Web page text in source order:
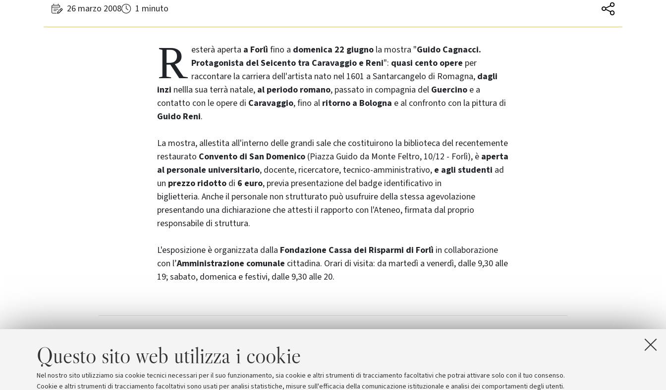
Questo sito web utilizza i cookie
Nel nostro sito utilizziamo sia cookie tecnici necessari per il suo funzionamento, sia cookie e altri strumenti di tracciamento facoltativi che potrai attivare solo con il tuo consenso.
Cookie e altri strumenti di tracciamento facoltativi sono usati per analisi statistiche, misure sull'efficacia della comunicazione istituzionale e analisi dei comportamenti degli utenti.
26 marzo 2008 1 minuto
R esterà aperta a Forlì fino a domenica 22 giugno la mostra "Guido Cagnacci.
Protagonista del Seicento tra Caravaggio e Reni": quasi cento opere per
raccontare la carriera dell'artista nato nel 1601 a Santarcangelo di Romagna, dagli
inzi nellla sua terrà natale, al periodo romano, passato in compagnia del Guercino e a
contatto con le opere di Caravaggio, fino al ritorno a Bologna e al confronto con la pittura di
Guido Reni.
La mostra, allestita all'interno delle grandi sale che costituirono la biblioteca del recentemente
restaurato Convento di San Domenico (Piazza Guido da Monte Feltro, 10/12 - Forlì), è aperta
al personale universitario, docente, ricercatore, tecnico-amministrativo, e agli studenti ad
un prezzo ridotto di 6 euro, previa presentazione del badge identificativo in
biglietteria. Anche il personale non strutturato può usufruire della stessa agevolazione
presentando una dichiarazione che attesti il rapporto con l'Ateneo, firmata dal proprio
responsabile di struttura.
L'esposizione è organizzata dalla Fondazione Cassa dei Risparmi di Forlì in collaborazione
con l’Amministrazione comunale cittadina. Orari di visita: da martedì a venerdì, dalle 9,30 alle
19; sabato, domenica e festivi, dalle 9,30 alle 20.
Allegati